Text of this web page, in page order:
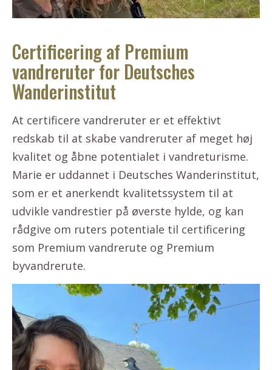
Certificering af Premium
vandreruter for Deutsches
Wanderinstitut
At certificere vandreruter er et effektivt
redskab til at skabe vandreruter af meget høj
kvalitet og åbne potentialet i vandreturisme.
Marie er uddannet i Deutsches Wanderinstitut,
som er et anerkendt kvalitetssystem til at
udvikle vandrestier på øverste hylde, og kan
rådgive om ruters potentiale til certificering
som Premium vandrerute og Premium
byvandrerute.